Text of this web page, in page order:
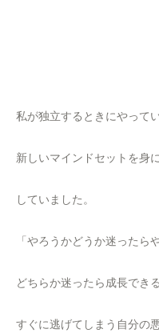
私が独立するときにやって
新しいマインドセットを身
していました。
「やろうかどうか迷ったらや
どちらか迷ったら成長でき
すぐに逃げてしまう自分の